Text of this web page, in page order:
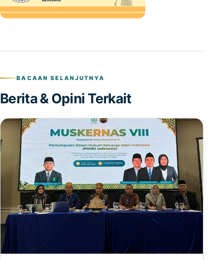
BACAAN SELANJUTNYA
Berita & Opini Terkait